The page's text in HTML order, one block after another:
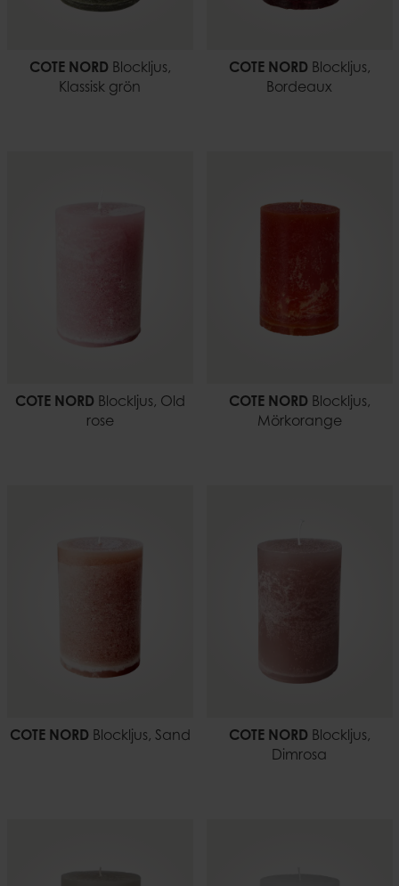
COTE NORD Blockljus,
Klassisk grön
COTE NORD Blockljus,
Bordeaux
COTE NORD Blockljus, Old
rose
COTE NORD Blockljus,
Mörkorange
COTE NORD Blockljus, Sand COTE NORD Blockljus,
Dimrosa